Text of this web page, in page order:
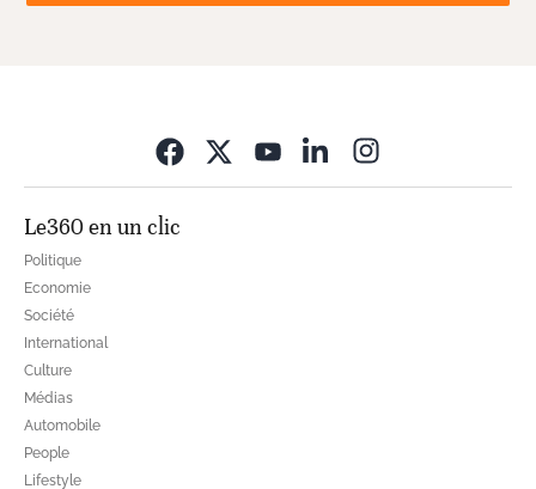
Le360 en un clic
Politique
Economie
Société
International
Culture
Médias
Automobile
People
Lifestyle